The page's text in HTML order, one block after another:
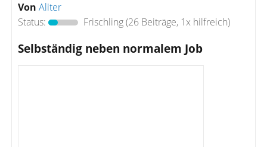
Von Aliter
Status:
Frischling(26 Beiträge, 1x hilfreich)
Selbständig neben normalem Job